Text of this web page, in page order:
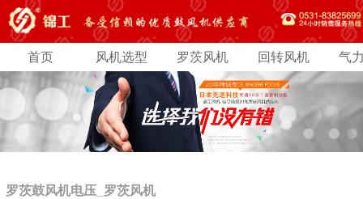
首页 风机选型 罗茨风机 回转风机 气
罗茨鼓风机电压_罗茨风机